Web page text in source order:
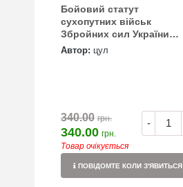
Бойовий статут
сухопутних військ
Збройних сил України
Частина ІІІ
Автор: цул
-
340.00 грн.
340.00 грн.
Товар очікується
ПОВІДОМТЕ КОЛИ З'ЯВИТЬСЯ